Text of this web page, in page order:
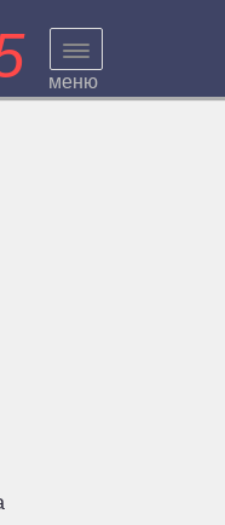
меню